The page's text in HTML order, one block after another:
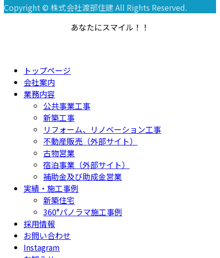
Copyright © 株式会社渡部住建 All Rights Reserved.
あなたにスマイル！！
トップページ
会社案内
業務内容
公共事業工事
新築工事
リフォーム、リノベーション工事
不動産販売（外部サイト）
古物営業
宿泊事業（外部サイト）
補助金及び助成金営業
実績・施工事例
新築住宅
360°パノラマ施工事例
採用情報
お問い合わせ
Instagram